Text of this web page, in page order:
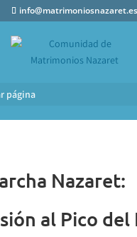
info@matrimoniosnazaret.es
página
Nazaret:
al Pico del